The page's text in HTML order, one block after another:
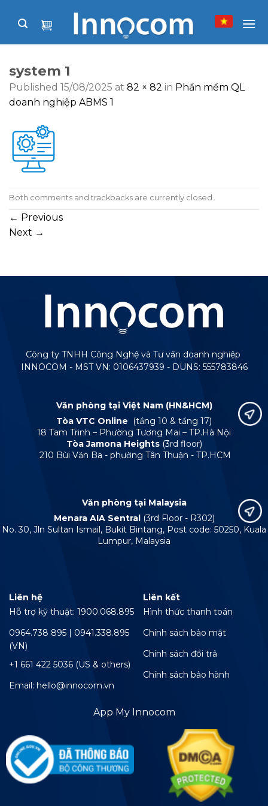
system 1
Published 15/08/2025 at 82 × 82 in Phần mềm QL
doanh nghiệp ABMS 1
Both comments and trackbacks are currently closed.
← Previous
Next →
Công ty TNHH Công Nghệ và Tư vấn doanh nghiệp
INNOCOM - MST VN: 0106437939 - DUNS: 555783846
Văn phòng tại Việt Nam (HN&HCM)
Tòa VTC Online
(tầng 10 & tầng 17)
18 Tam Trinh – Phường Tương Mai – TP.Hà Nội
Tòa Jamona Heights (3rd floor)
210 Bùi Văn Ba - phường Tân Thuận - TP.HCM
Văn phòng tại Malaysia
Menara AIA Sentral (3rd Floor - R302)
No. 30, Jln Sultan Ismail, Bukit Bintang, Post code: 50250, Kuala
Lumpur, Malaysia
Liên hệ
Hỗ trợ kỹ thuật: 1900.068.895
0964.738 895 | 0941.338.895
(VN)
+1 661 422 5036 (US & others)
Email: hello@innocom.vn
Liên kết
Hình thức thanh toán
Chính sách bảo mật
Chính sách đổi trả
Chính sách bảo hành
App My Innocom